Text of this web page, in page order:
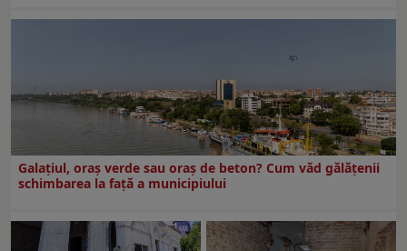
Galațiul, oraș verde sau oraș de beton? Cum văd gălățenii
schimbarea la față a municipiului